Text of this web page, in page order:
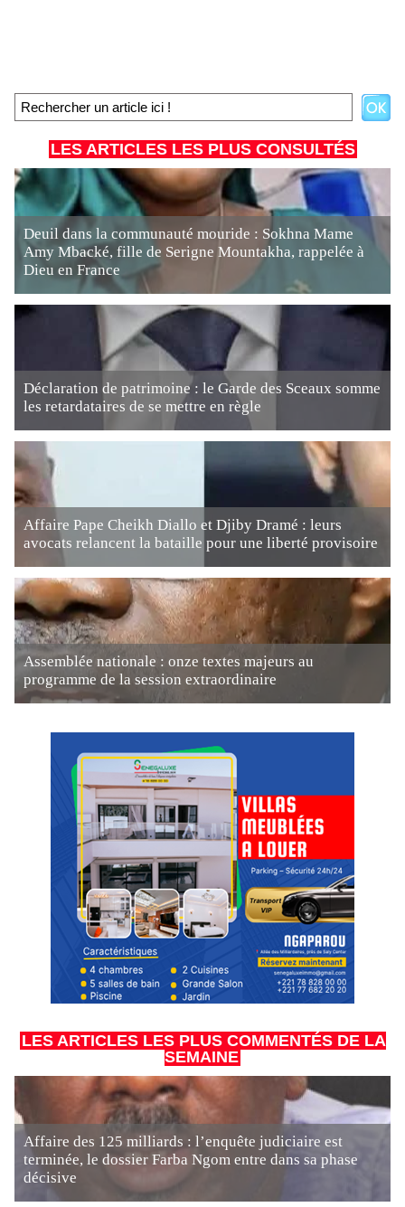
LES ARTICLES LES PLUS CONSULTÉS
Deuil dans la communauté mouride : Sokhna Mame
Amy Mbacké, fille de Serigne Mountakha, rappelée à
Dieu en France
Déclaration de patrimoine : le Garde des Sceaux somme
les retardataires de se mettre en règle
Affaire Pape Cheikh Diallo et Djiby Dramé : leurs
avocats relancent la bataille pour une liberté provisoire
Assemblée nationale : onze textes majeurs au
programme de la session extraordinaire
LES ARTICLES LES PLUS COMMENTÉS DE LA
SEMAINE
Affaire des 125 milliards : l’enquête judiciaire est
terminée, le dossier Farba Ngom entre dans sa phase
décisive